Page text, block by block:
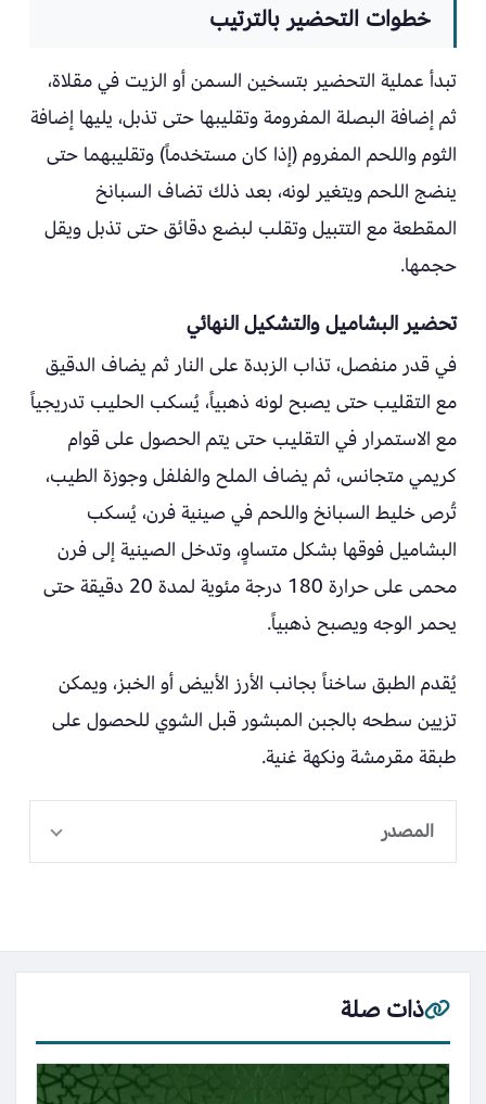
خطوات التحضير بالترتيب
تبدأ عملية التحضير بتسخين السمن أو الزيت في مقلاة،
ثم إضافة البصلة المفرومة وتقليبها حتى تذبل، يليها إضافة
الثوم واللحم المفروم (إذا كان مستخدماً) وتقليبهما حتى
ينضج اللحم ويتغير لونه، بعد ذلك تضاف السبانخ
المقطعة مع التتبيل وتقلب لبضع دقائق حتى تذبل ويقل
حجمها.
تحضير البشاميل والتشكيل النهائي
في قدر منفصل، تذاب الزبدة على النار ثم يضاف الدقيق
مع التقليب حتى يصبح لونه ذهبياً، يُسكب الحليب تدريجياً
مع الاستمرار في التقليب حتى يتم الحصول على قوام
كريمي متجانس، ثم يضاف الملح والفلفل وجوزة الطيب،
تُرص خليط السبانخ واللحم في صينية فرن، يُسكب
البشاميل فوقها بشكل متساوٍ، وتدخل الصينية إلى فرن
محمى على حرارة 180 درجة مئوية لمدة 20 دقيقة حتى
يحمر الوجه ويصبح ذهبياً.
يُقدم الطبق ساخناً بجانب الأرز الأبيض أو الخبز، ويمكن
تزيين سطحه بالجبن المبشور قبل الشوي للحصول على
طبقة مقرمشة ونكهة غنية.
المصدر
ذات صلة